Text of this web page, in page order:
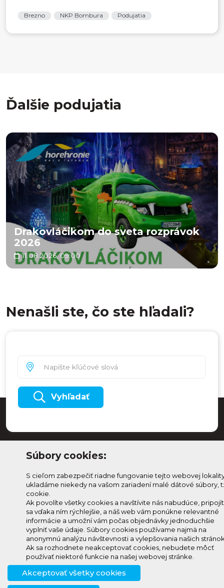
Brezno NKP Bombura Podujatia
Ďalšie podujatia
Drakovláčikom do sveta rozprávok
2026
11.08.2026, 09:00
Nenašli ste, čo ste hľadali?
Vyhľadať
info@knh.sk
+421 903
294 997
Prihlásenie
Zmeniť
nastavenie
cookies
Odoberaj Kam na
Horehroní
Prihlás sa na odber a
dostávaj novinky ako prvý
Súbory cookies:
S cieľom zabezpečiť riadne fungovanie tejto webovej
ukladáme niekedy na vašom zariadení malé dátové súbory,
cookie.
Ak povolíte všetky cookies a navštívite nás nabudúce,
sa vďaka ním rýchlejšie, a náš web vám ponúkne relevantné
informácie a umožní vám počas objednávky jednoduchšie
vyplniť vaše údaje. Súbory cookies používame najmä na
anonymnú analýzu návštevnosti a vylepšovania našich
Ak sa rozhodnete neakceptovať cookies, nebudete môcť
používať niektoré funkcie na našej webovej stránke.
Akceptovať všetky cookies